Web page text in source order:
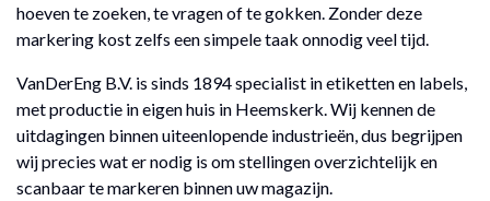
hoeven te zoeken, te vragen of te gokken. Zonder deze
markering kost zelfs een simpele taak onnodig veel tijd.
VanDerEng B.V. is sinds 1894 specialist in etiketten en labels,
met productie in eigen huis in Heemskerk. Wij kennen de
uitdagingen binnen uiteenlopende industrieën, dus begrijpen
wij precies wat er nodig is om stellingen overzichtelijk en
scanbaar te markeren binnen uw magazijn.